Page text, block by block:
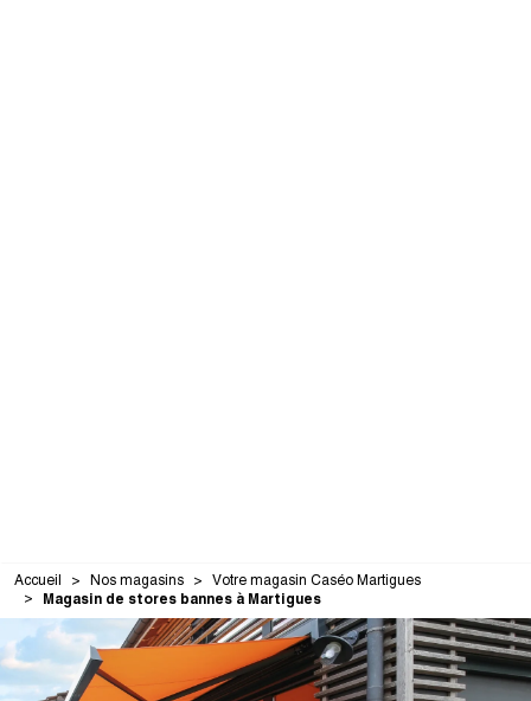
Accueil Nos magasins Votre magasin Caséo Martigues
Magasin de stores bannes à Martigues